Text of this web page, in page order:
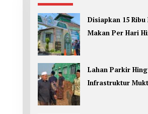
Disiapkan 15 Ribu
Makan Per Hari
Lahan Parkir
Infrastruktur